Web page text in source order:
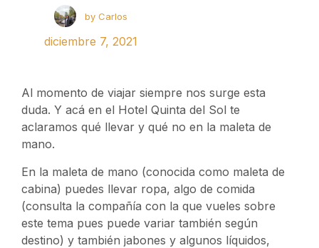
byCarlos
diciembre 7, 2021
Al momento de viajar siempre nos surge esta
duda. Y acá en el Hotel Quinta del Sol te
aclaramos qué llevar y qué no en la maleta de
mano.
En la maleta de mano (conocida como maleta de
cabina) puedes llevar ropa, algo de comida
(consulta la compañía con la que vueles sobre
este tema pues puede variar también según
destino) y también jabones y algunos líquidos,